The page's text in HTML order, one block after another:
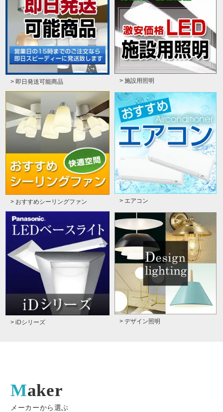
> 即日発送可能商品 > 施設用照明
> おすすめシーリングファン > エアコン
> iDシリーズ > デザイン照明
Maker
メーカーから選ぶ